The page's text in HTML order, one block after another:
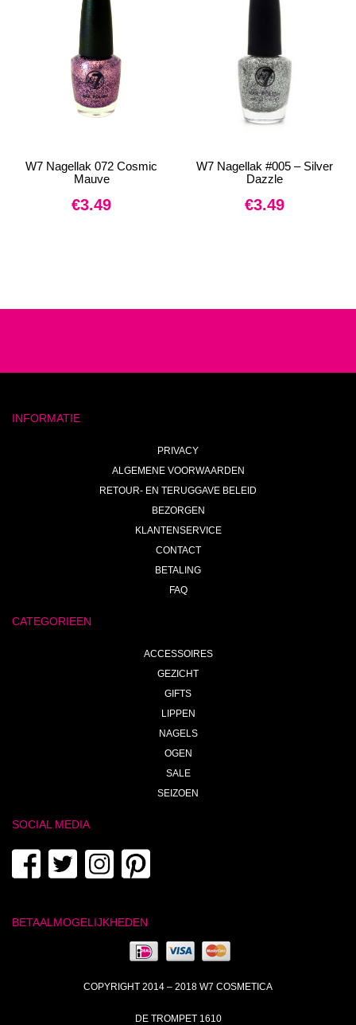
W7 Nagellak 072 Cosmic
Mauve
€3.49
W7 Nagellak #005 – Silver
Dazzle
€3.49
INFORMATIE
PRIVACY
ALGEMENE VOORWAARDEN
RETOUR- EN TERUGGAVE BELEID
BEZORGEN
KLANTENSERVICE
CONTACT
BETALING
FAQ
CATEGORIEEN
ACCESSOIRES
GEZICHT
GIFTS
LIPPEN
NAGELS
OGEN
SALE
SEIZOEN
SOCIAL MEDIA
BETAALMOGELIJKHEDEN
COPYRIGHT 2014 – 2018 W7 COSMETICA
DE TROMPET 1610